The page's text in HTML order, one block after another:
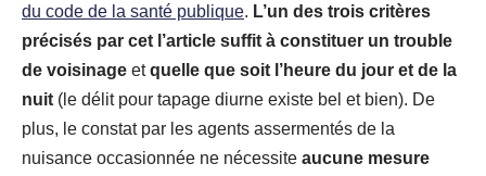
du code de la santé publique. L’un des trois critères
précisés par cet l’article suffit à constituer un trouble
de voisinage etquelle que soit l’heure du jour et de la
nuit (le délit pour tapage diurne existe bel et bien). De
plus, le constat par les agents assermentés de la
nuisance occasionnée ne nécessite aucune mesure